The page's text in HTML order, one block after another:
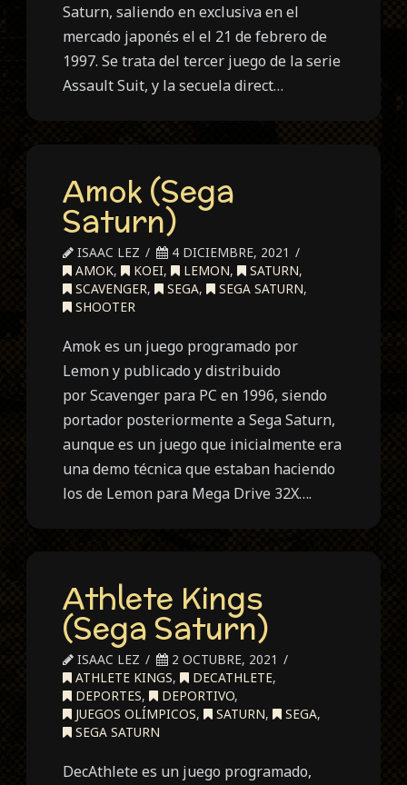
Saturn, saliendo en exclusiva en el
mercado japonés el el 21 de febrero de
1997. Se trata del tercer juego de la serie
Assault Suit, y la secuela direct…
Amok (Sega
Saturn)
ISAAC LEZ
4 DICIEMBRE, 2021
AMOK, KOEI, LEMON, SATURN,
SCAVENGER, SEGA, SEGA SATURN,
SHOOTER
Amok es un juego programado por
Lemon y publicado y distribuido
por Scavenger para PC en 1996, siendo
portador posteriormente a Sega Saturn,
aunque es un juego que inicialmente era
una demo técnica que estaban haciendo
los de Lemon para Mega Drive 32X….
Athlete Kings
(Sega Saturn)
ISAAC LEZ
2 OCTUBRE, 2021
ATHLETE KINGS, DECATHLETE,
DEPORTES, DEPORTIVO,
JUEGOS OLÍMPICOS, SATURN, SEGA,
SEGA SATURN
DecAthlete es un juego programado,